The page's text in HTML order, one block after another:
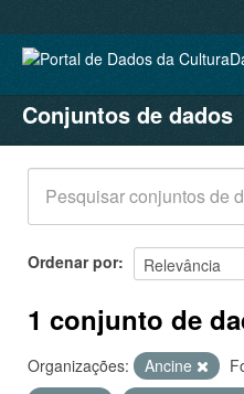
CONJUNTOS DE DADOS
ORGANIZAÇÕES
GRUPOS
SOBRE
Conjuntos de dados
Ordenar por
1 conjunto de
Organizações: Ancine